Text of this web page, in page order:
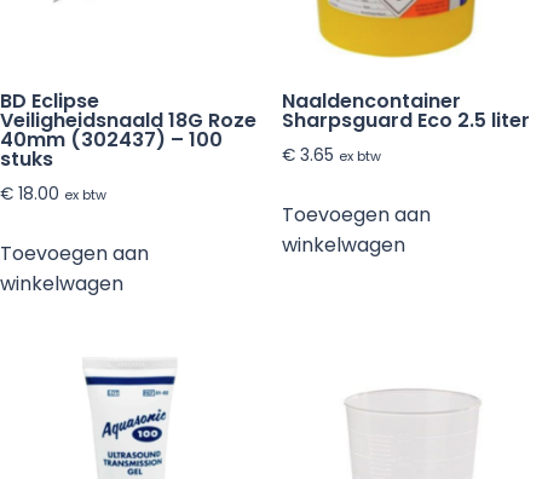
BD Eclipse
Veiligheidsnaald 18G Roze
40mm (302437) – 100
stuks
€ 18.00 ex btw
Toevoegen aan
winkelwagen
Naaldencontainer
Sharpsguard Eco 2.5 liter
€3.65 ex btw
Toevoegen aan
winkelwagen